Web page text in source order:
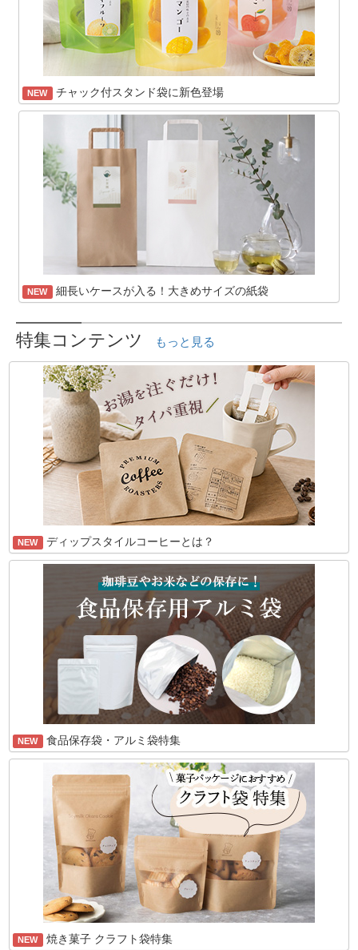
NEW チャック付スタンド袋に新色登場
NEW 細長いケースが入る！大きめサイズの紙袋
特集コンテンツ もっと見る
NEW ディップスタイルコーヒーとは？
NEW 食品保存袋・アルミ袋特集
NEW 焼き菓子 クラフト袋特集